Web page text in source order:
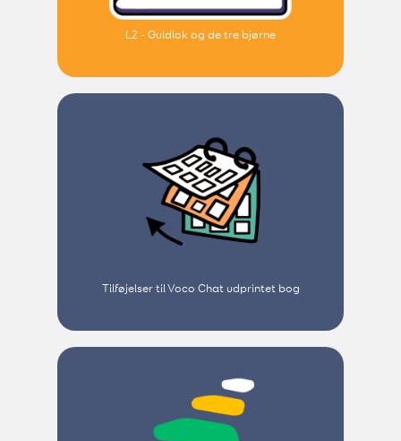
L2 - Guldlok og de tre bjørne
Tilføjelser til Voco Chat udprintet bog